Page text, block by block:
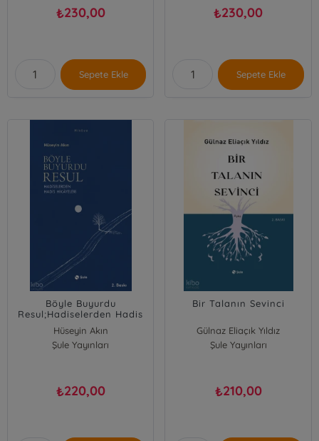
₺230,00
Sepete Ekle
₺230,00
Sepete Ekle
Böyle Buyurdu
Resul;Hadiselerden Hadis
Hikâyeleri
Hüseyin Akın
Şule Yayınları
₺220,00
Bir Talanın Sevinci
Gülnaz Eliaçık Yıldız
Şule Yayınları
₺210,00